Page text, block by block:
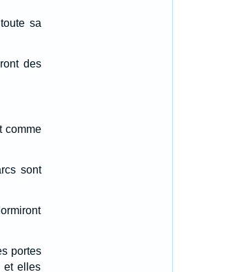
sa
des
comme
sont
portes
et elles